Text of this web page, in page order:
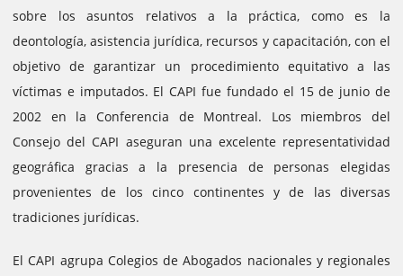
sobre los asuntos relativos a la práctica, como es la
deontología, asistencia jurídica, recursos y capacitación, con el
objetivo de garantizar un procedimiento equitativo a las
víctimas e imputados. El CAPI fue fundado el 15 de junio de
2002 en la Conferencia de Montreal. Los miembros del
Consejo del CAPI aseguran una excelente representatividad
geográfica gracias a la presencia de personas elegidas
provenientes de los cinco continentes y de las diversas
tradiciones jurídicas.
El CAPI agrupa Colegios de Abogados nacionales y regionales